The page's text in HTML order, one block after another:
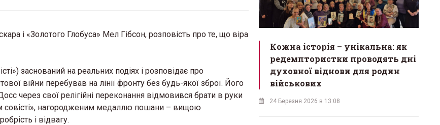
і «Золотого Глобуса» Мел Гібсон, розповість про те, що віра
заснований на реальних подіях і розповідає про
війни перебував на лінії фронту без будь-якої зброї. Його
через свої релігійні переконання відмовився брати в руки
нагородженим медаллю пошани – вищою
і відвагу.
Кожна історія – унікальна: як
редемптористки проводять дні
духовної віднови для родин
військових
24 Березня 2026 в 13:08